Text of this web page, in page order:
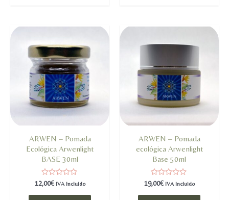
ARWEN – Pomada
Ecológica Arwenlight
BASE 30ml
Valorado
en
0
12,00€ IVA Incluido
ARWEN – Pomada
ecológica Arwenlight
Base 50ml
Valorado
en
0
19,00€ IVA Incluido